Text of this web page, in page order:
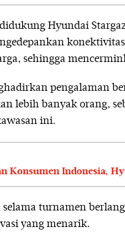
Hyundai
sehingga
pengalaman
lebih banyak orang,
ini.
Konsumen Indonesia,
selama turnamen
yang menarik.